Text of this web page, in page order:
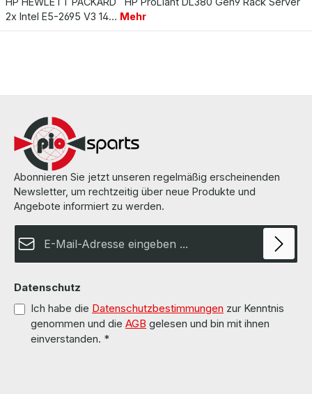
2x Intel E5-2695 V3 14… Mehr
Abonnieren Sie jetzt unseren regelmäßig erscheinenden
Newsletter, um rechtzeitig über neue Produkte und
Angebote informiert zu werden.
Datenschutz
Ich habe die Datenschutzbestimmungen zur Kenntnis
genommen und die AGB gelesen und bin mit ihnen
einverstanden. *